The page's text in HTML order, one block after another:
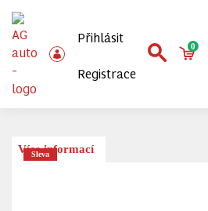
Přihlásit
Registrace
0
Více informací
Sleva